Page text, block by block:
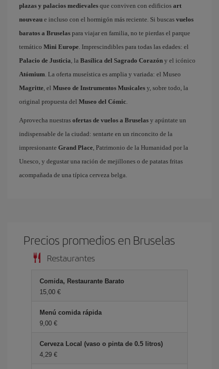
plazas y palacios medievales que conviven con edificios art
nouveau e incluso con el hormigón más reciente. Si buscas vuelos
baratos a Bruselas para viajar en familia, no te pierdas el parque
temático Mini Europe. Imprescindibles para todas las edades: el
Palacio de Justicia, la Basílica del Sagrado Corazón y el icónico
Atómium. La oferta museística es amplia y variada: el Museo
Magritte, el Museo de Instrumentos Musicales y, sobre todo, la
original propuesta del Museo del Cómic.
Aprovecha nuestras ofertas de vuelos a Bruselas y apúntate un
indispensable de la ciudad: sentarte en un rinconcito de la
impresionante Grand Place, Patrimonio de la Humanidad por la
Unesco, y degustar una ración de mejillones o de patatas fritas
acompañada de una típica cerveza belga.
Precios promedios en Bruselas
Restaurantes
Comida, Restaurante Barato
15,00 €
Menú comida rápida
9,00 €
Cerveza Local (vaso o pinta de 0.5 litros)
4,29 €